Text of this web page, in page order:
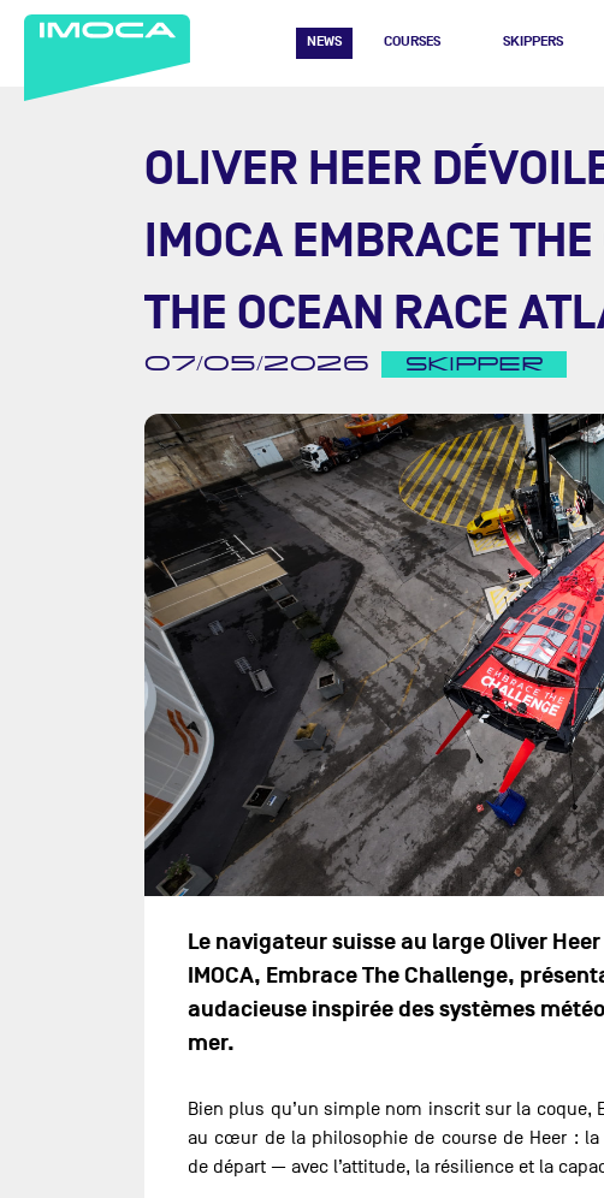
NEWS COURSES SKIPPERS
OLIVER HEER
IMOCA EMBRACE
THE OCEAN RACE
07/05/2026 SKIPPER
Le navigateur suisse au large Oliver
IMOCA, Embrace The Challenge,
audacieuse inspirée des systèmes
mer.
Bien plus qu’un simple nom inscrit sur la coque,
au cœur de la philosophie de course de Heer :
de départ — avec l’attitude, la résilience et la